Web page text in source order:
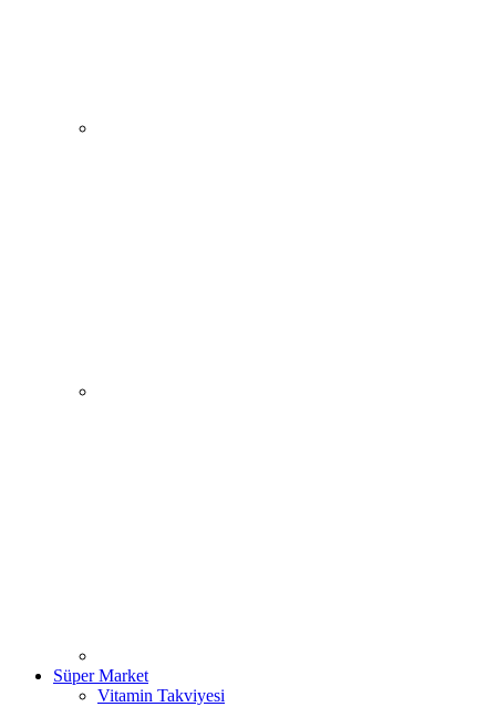
Süper Market
Vitamin Takviyesi